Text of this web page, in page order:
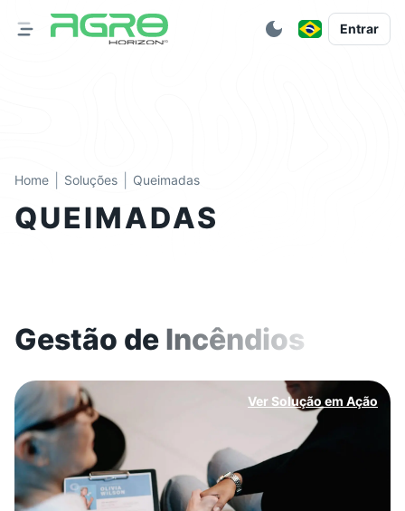
Entrar
Home Soluções Queimadas
QUEIMADAS
Gestão de Incêndios
Ver Solução em Ação